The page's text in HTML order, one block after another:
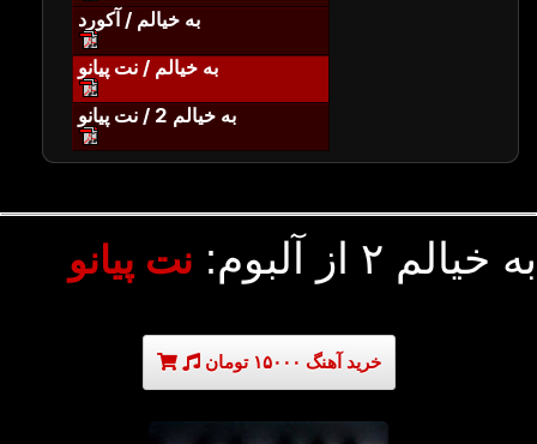
به خیالم / آکورد
به خیالم / نت پیانو
به خیالم 2 / نت پیانو
به خیالم ۲ از آلبوم: نت پیانو
خرید آهنگ ۱۵۰۰۰ تومان